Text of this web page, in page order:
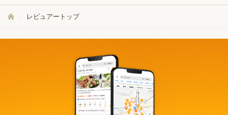
レビュアートップ